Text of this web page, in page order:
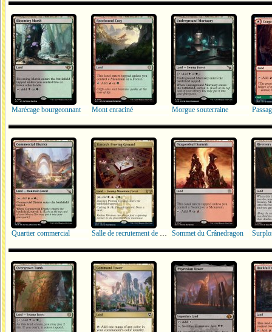
Marécage bourgeonnant Mont enraciné Morgue souterraine
Quartier commercial Salle de recrutement de Ziatora Sommet du Crânedragon